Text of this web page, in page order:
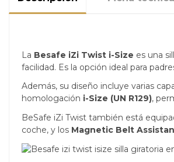
La Besafe iZi Twist i-Size es una
facilidad. Es la opción ideal para
Además, su diseño incluye varias
homologación i-Size (UN R129),
BeSafe iZi Twist también está
coche, y los Magnetic Belt